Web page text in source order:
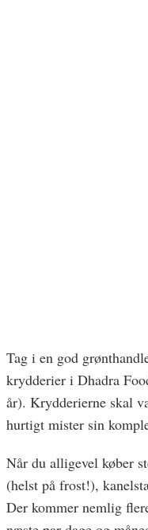
Tag i en god
krydderier i Dhadra
år). Krydderierne skal
hurtigt mister sin
Når du alligevel køber
(helst på frost!),
Der kommer nemlig